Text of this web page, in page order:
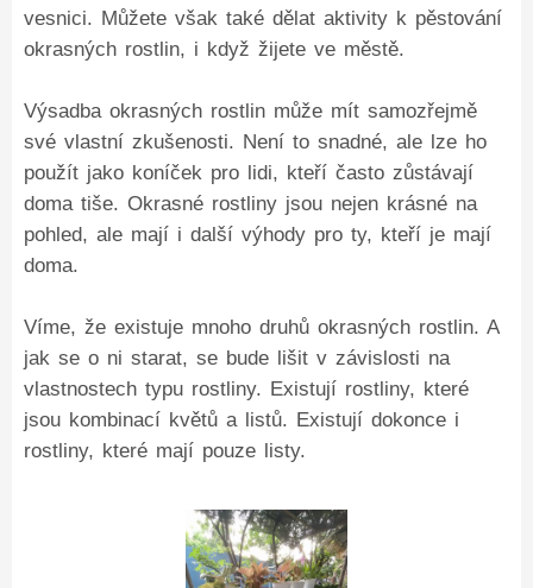
vesnici. Můžete však také dělat aktivity k pěstování
okrasných rostlin, i když žijete ve městě.
Výsadba okrasných rostlin může mít samozřejmě
své vlastní zkušenosti. Není to snadné, ale lze ho
použít jako koníček pro lidi, kteří často zůstávají
doma tiše. Okrasné rostliny jsou nejen krásné na
pohled, ale mají i další výhody pro ty, kteří je mají
doma.
Víme, že existuje mnoho druhů okrasných rostlin. A
jak se o ni starat, se bude lišit v závislosti na
vlastnostech typu rostliny. Existují rostliny, které
jsou kombinací květů a listů. Existují dokonce i
rostliny, které mají pouze listy.